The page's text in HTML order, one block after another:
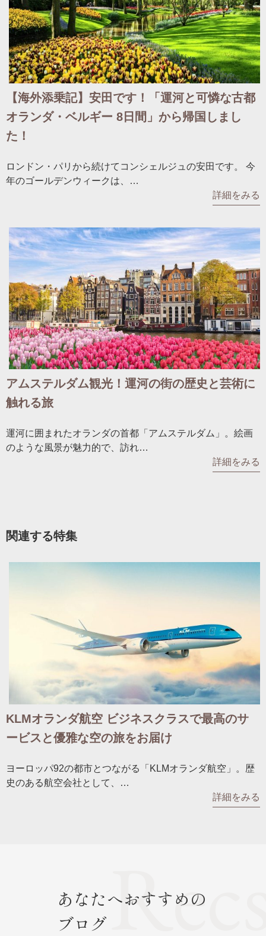
【海外添乗記】安田です！「運河と可憐な古都
オランダ・ベルギー 8日間」から帰国しまし
た！
ロンドン・パリから続けてコンシェルジュの安田です。 今
年のゴールデンウィークは、…
詳細をみる
アムステルダム観光！運河の街の歴史と芸術に
触れる旅
運河に囲まれたオランダの首都「アムステルダム」。絵画
のような風景が魅力的で、訪れ…
詳細をみる
関連する特集
KLMオランダ航空 ビジネスクラスで最高のサ
ービスと優雅な空の旅をお届け
ヨーロッパ92の都市とつながる「KLMオランダ航空」。歴
史のある航空会社として、…
詳細をみる
あなたへおすすめの
ブログ